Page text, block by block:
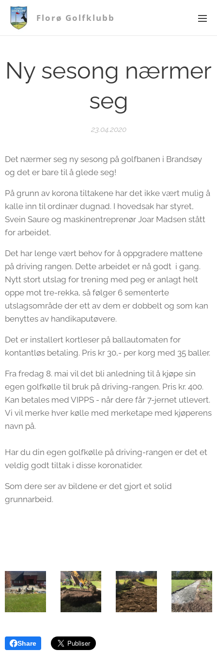
Florø Golfklubb
Ny sesong nærmer
seg
23.04.2020
Det nærmer seg ny sesong på golfbanen i Brandsøy
og det er bare til å glede seg!
På grunn av korona tiltakene har det ikke vært mulig å
kalle inn til ordinær dugnad. I hovedsak har styret,
Svein Saure og maskinentreprenør Joar Madsen stått
for arbeidet.
Det har lenge vært behov for å oppgradere mattene
på driving rangen. Dette arbeidet er nå godt i gang.
Nytt stort utslag for trening med peg er anlagt helt
oppe mot tre-rekka, så følger 6 sementerte
utslagsområde der ett av dem er dobbelt og som kan
benyttes av handikaputøvere.
Det er installert kortleser på ballautomaten for
kontantløs betaling. Pris kr 30,- per korg med 35 baller.
Fra fredag 8. mai vil det bli anledning til å kjøpe sin
egen golfkølle til bruk på driving-rangen. Pris kr. 400.
Kan betales med VIPPS - når dere får 7-jernet utlevert.
Vi vil merke hver kølle med merketape med kjøperens
navn på.
Har du din egen golfkølle på driving-rangen er det et
veldig godt tiltak i disse koronatider.
Som dere ser av bildene er det gjort et solid
grunnarbeid.
Share